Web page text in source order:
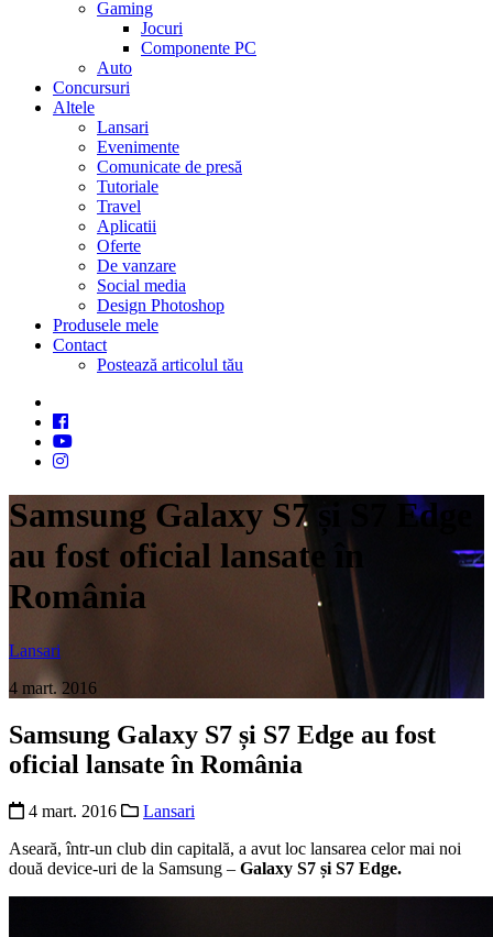
Gaming
Jocuri
Componente PC
Auto
Concursuri
Altele
Lansari
Evenimente
Comunicate de presă
Tutoriale
Travel
Aplicatii
Oferte
De vanzare
Social media
Design Photoshop
Produsele mele
Contact
Postează articolul tău
Samsung Galaxy S7 și S7 Edge
au fost oficial lansate în
România
Lansari
4 mart. 2016
Samsung Galaxy S7 și S7 Edge au fost
oficial lansate în România
4 mart. 2016
Lansari
Aseară, într-un club din capitală, a avut loc lansarea celor mai noi
două device-uri de la Samsung – Galaxy S7 și S7 Edge.